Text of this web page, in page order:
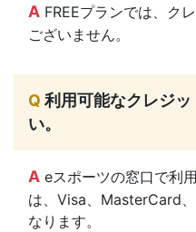
A FREEプランでは、ク
ございません。
Q 利用可能なクレジ
い。
A eスポーツの窓口で利
は、Visa、MasterCard
なります。